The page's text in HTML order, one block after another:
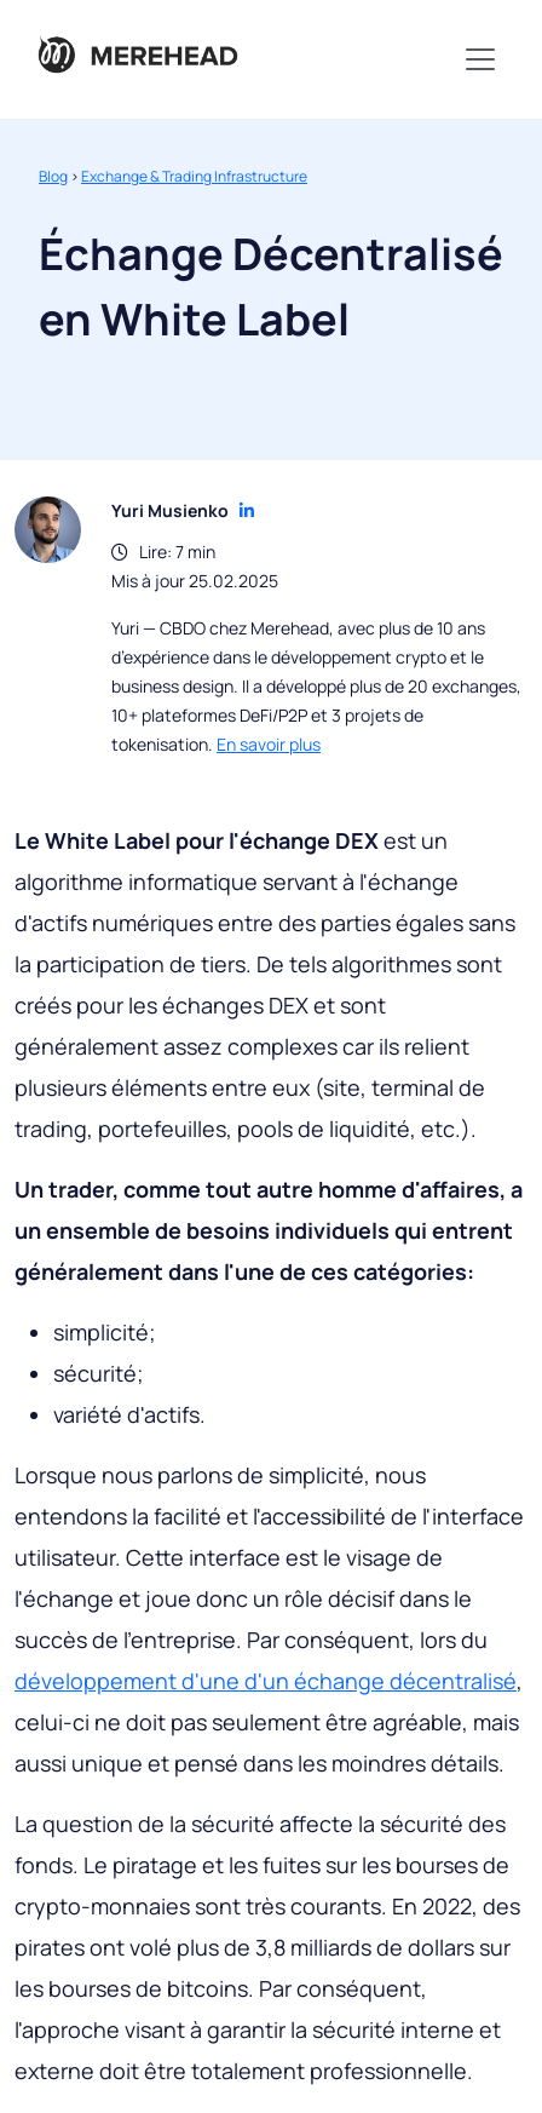
Blog >Exchange & Trading Infrastructure
Échange Décentralisé
en White Label
Yuri Musienko
Lire: 7 min
Mis à jour 25.02.2025
Yuri — CBDO chez Merehead, avec plus de 10 ans
d’expérience dans le développement crypto et le
business design. Il a développé plus de 20 exchanges,
10+ plateformes DeFi/P2P et 3 projets de
tokenisation. En savoir plus
Le White Label pour l'échange DEXest un
algorithme informatique servant à l'échange
d'actifs numériques entre des parties égales sans
la participation de tiers. De tels algorithmes sont
créés pour les échanges DEX et sont
généralement assez complexes car ils relient
plusieurs éléments entre eux (site, terminal de
trading, portefeuilles, pools de liquidité, etc.).
Un trader, comme tout autre homme d'affaires, a
un ensemble de besoins individuels qui entrent
généralement dans l'une de ces catégories:
simplicité;
sécurité;
variété d'actifs.
Lorsque nous parlons de simplicité, nous
entendons la facilité et l'accessibilité de l'interface
utilisateur. Cette interface est le visage de
l'échange et joue donc un rôle décisif dans le
succès de l'entreprise. Par conséquent, lors du
développement d'une d'un échange décentralisé,
celui-ci ne doit pas seulement être agréable, mais
aussi unique et pensé dans les moindres détails.
La question de la sécurité affecte la sécurité des
fonds. Le piratage et les fuites sur les bourses de
crypto-monnaies sont très courants. En 2022, des
pirates ont volé plus de 3,8 milliards de dollars sur
les bourses de bitcoins. Par conséquent,
l'approche visant à garantir la sécurité interne et
externe doit être totalement professionnelle.